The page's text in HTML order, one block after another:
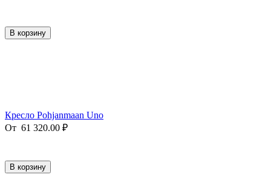
В корзину
Кресло Pohjanmaan Uno
От 61 320.00 ₽
В корзину